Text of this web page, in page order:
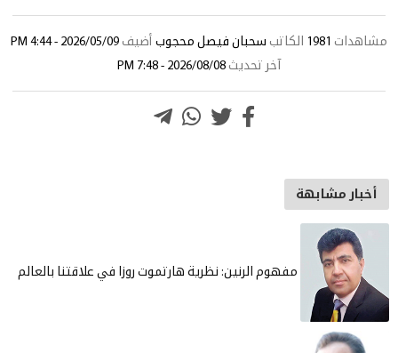
مشاهدات 1981 الكاتب سحبان فيصل محجوب أضيف 2026/05/09 - 4:44 PM
آخر تحديث 2026/08/08 - 7:48 PM
أخبار مشابهة
مفهوم الرنين: نظرية هارتموت روزا في علاقتنا بالعالم